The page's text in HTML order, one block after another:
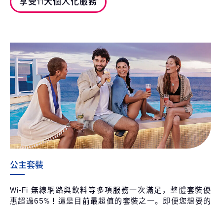
公主套裝
Wi-Fi 無線網路與飲料等多項服務一次滿足，整體套裝優
惠超過65%！這是目前最超值的套裝之一。即便您想要的